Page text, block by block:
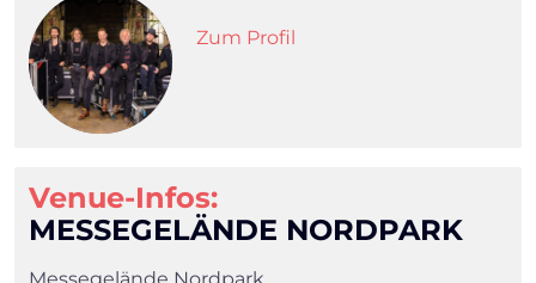
Zum Profil
Venue-Infos:
MESSEGELÄNDE NORDPARK